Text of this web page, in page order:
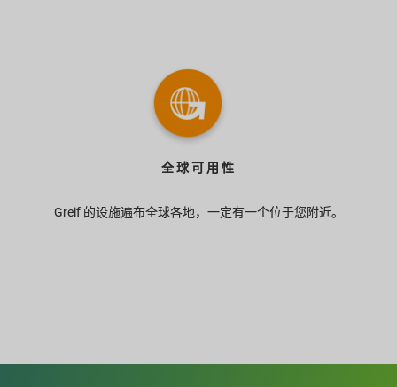
全球可用性
Greif 的设施遍布全球各地，一定有一个位于您附近。